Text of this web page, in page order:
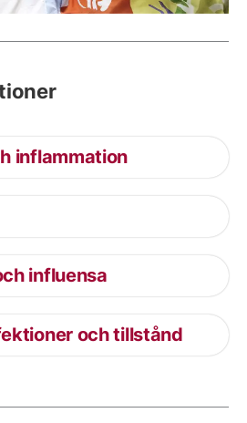
inflammation
influensa
och tillstånd